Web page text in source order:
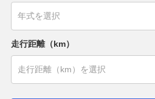
走行距離（km）